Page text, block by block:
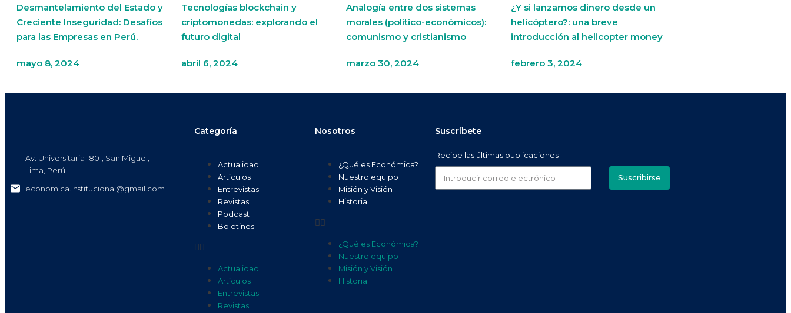
Desmantelamiento del Estado y
Creciente Inseguridad: Desafíos
para las Empresas en Perú.
mayo 8, 2024
Tecnologías blockchain y
criptomonedas: explorando el
futuro digital
abril 6, 2024
Analogía entre dos sistemas
morales (político-económicos):
comunismo y cristianismo
marzo 30, 2024
¿Y si lanzamos dinero desde un
helicóptero?: una breve
introducción al helicopter money
febrero 3, 2024
Av. Universitaria 1801, San Miguel,
Lima, Perú
economica.institucional@gmail.com
Categoría
Actualidad
Artículos
Entrevistas
Revistas
Podcast
Boletines
Actualidad
Artículos
Entrevistas
Revistas
Nosotros
¿Qué es Económica?
Nuestro equipo
Misión y Visión
Historia
¿Qué es Económica?
Nuestro equipo
Misión y Visión
Historia
Suscríbete
Recibe las últimas publicaciones
Suscribirse